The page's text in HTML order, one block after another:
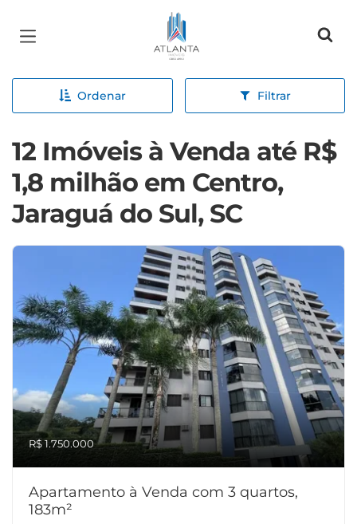
Página inicial
Ordenar Filtrar
12 Imóveis à Venda até R$
1,8 milhão em Centro,
Jaraguá do Sul, SC
R$ 1.750.000
Apartamento à Venda com 3 quartos,
183m²